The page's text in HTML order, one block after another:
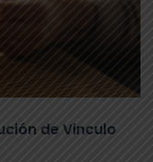
de Vinculo